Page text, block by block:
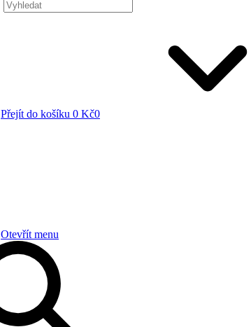
Přejít do košíku 0 Kč0
Otevřít menu